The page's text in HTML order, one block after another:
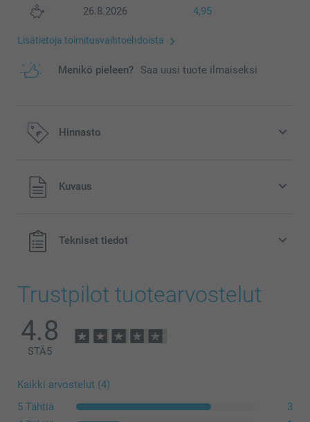
26.8.2026 4,95
Lisätietoja toimitusvaihtoehdoista
Menikö pieleen? Saa uusi tuote ilmaiseksi
Hinnasto
Kaikki hinnat ovat euroina, sisältävät arvonlisäveron ja
eivät sisällä postikuluja.
Kuvaus
Tekniset tiedot
Trustpilot tuotearvostelut
4.8
STÄ5
Kaikki arvostelut (4)
5 Tähtiä
3